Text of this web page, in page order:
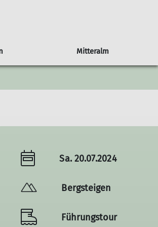
Downloads
Jugend
Mitglied werden
Mitteralm
Sa. 20.07.2024
Bergsteigen
Führungstour